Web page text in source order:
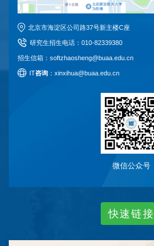
快速 链接
北京市海淀区公司路37号新主楼C座
研究生招生电话： 010-82339380
招生信箱：softzhaosheng@buaa.edu.cn
T咨询 ：xinxihua@buaa.edu.cn
微信公众号